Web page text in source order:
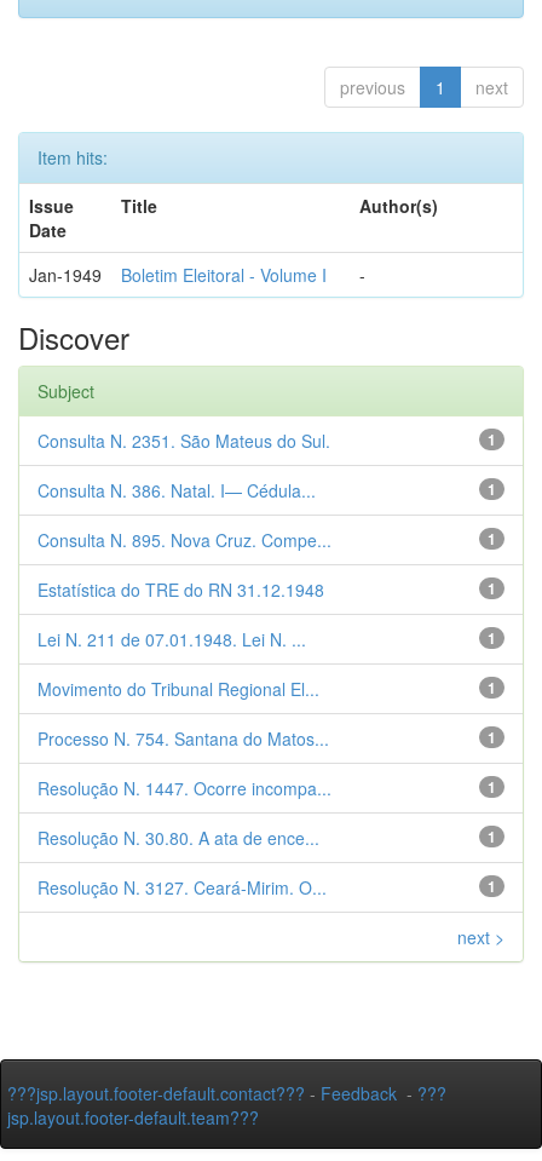
previous 1 next
Item hits:
Issue
Date
Title Author(s)
Jan-1949 Boletim Eleitoral - Volume I -
Discover
Subject
1
Consulta N. 2351. São Mateus do Sul.
1
Consulta N. 386. Natal. I— Cédula...
1
Consulta N. 895. Nova Cruz. Compe...
1
Estatística do TRE do RN 31.12.1948
1
Lei N. 211 de 07.01.1948. Lei N. ...
1
Movimento do Tribunal Regional El...
1
Processo N. 754. Santana do Matos...
1
Resolução N. 1447. Ocorre incompa...
1
Resolução N. 30.80. A ata de ence...
1
Resolução N. 3127. Ceará-Mirim. O...
next >
???jsp.layout.footer-default.contact??? - Feedback - ???
jsp.layout.footer-default.team???